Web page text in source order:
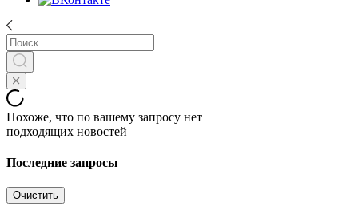
Похоже, что по вашему запросу нет
подходящих новостей
Последние запросы
Очистить